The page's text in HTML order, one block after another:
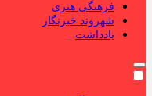
فرهنگی هنری
شهروند خبرنگار
یادداشت